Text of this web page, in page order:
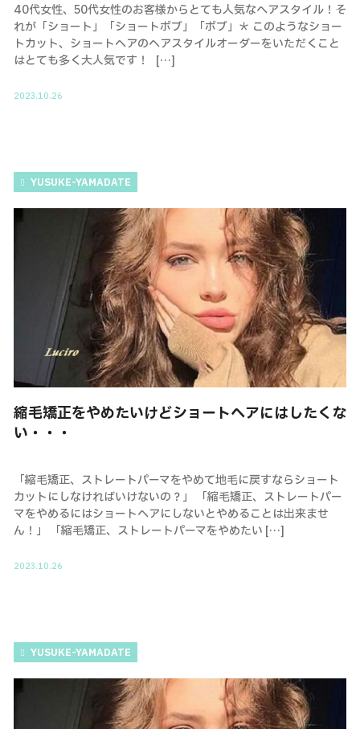
40代女性、50代女性のお客様からとても人気なヘアスタイル！そ
れが「ショート」「ショートボブ」「ボブ」＊ このようなショー
トカット、ショートヘアのヘアスタイルオーダーをいただくこと
はとても多く大人気です！ […]
2023.10.26
YUSUKE-YAMADATE
縮毛矯正をやめたいけどショートヘアにはしたくな
い・・・
「縮毛矯正、ストレートパーマをやめて地毛に戻すならショート
カットにしなければいけないの？」 「縮毛矯正、ストレートパー
マをやめるにはショートヘアにしないとやめることは出来ませ
ん！」 「縮毛矯正、ストレートパーマをやめたい […]
2023.10.26
YUSUKE-YAMADATE